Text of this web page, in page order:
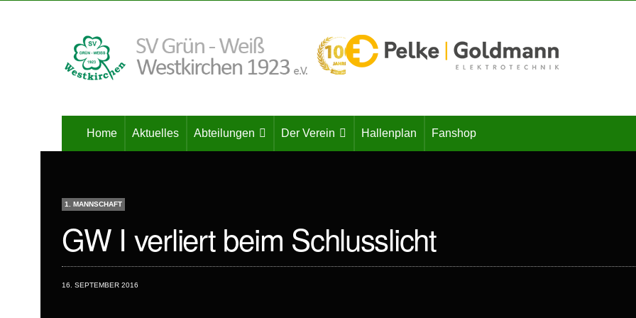
Home Aktuelles Abteilungen Der Verein Hallenplan Fanshop
1. MANNSCHAFT
GW I verliert beim Schlusslicht
16. SEPTEMBER 2016